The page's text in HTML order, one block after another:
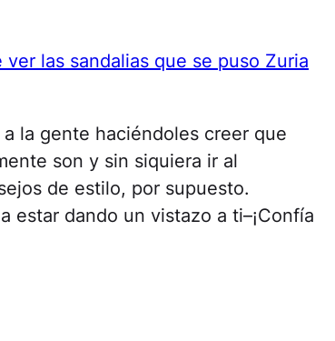
ver las sandalias que se puso Zuria
la gente haciéndoles creer que
son y sin siquiera ir al
de estilo, por supuesto.
estar dando un vistazo a ti–¡Confía